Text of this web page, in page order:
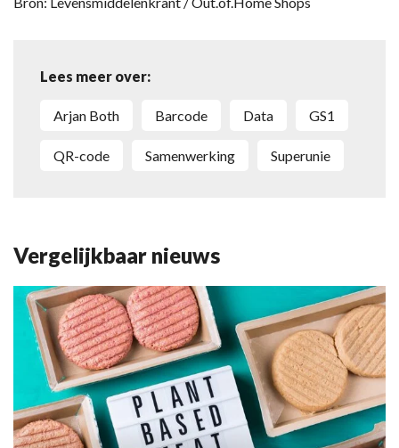
Lees meer over:
Arjan Both barcode data GS1
QR-code samenwerking Superunie
Vergelijkbaar nieuws